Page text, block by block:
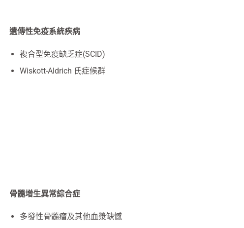
遺傳性免疫系統疾病
複合型免疫缺乏症(SCID)
Wiskott-Aldrich 氏症候群
骨髓增生異常綜合症
多發性骨髓瘤及其他血漿缺憾